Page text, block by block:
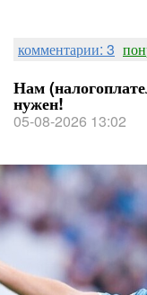
комментарии: 3
Нам
нужен!
05-08-2026 13:02